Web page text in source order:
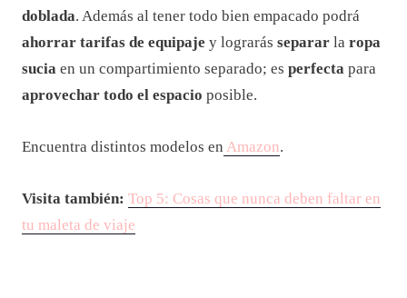
doblada. Además al tener todo bien empacado podrá
ahorrar tarifas de equipaje y lograrás separar la ropa
sucia en un compartimiento separado; es perfecta para
aprovechar todo el espacio posible.
Encuentra distintos modelos en Amazon.
Visita también: Top 5: Cosas que nunca deben faltar en
tu maleta de viaje